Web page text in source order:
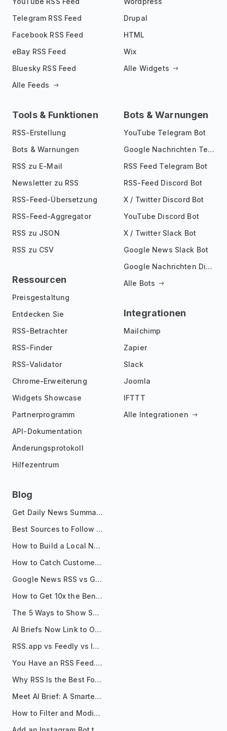
Telegram RSS Feed
Facebook RSS Feed
eBay RSS Feed
Bluesky RSS Feed
Alle Feeds
Drupal
HTML
Wix
Alle Widgets
Tools & Funktionen
RSS-Erstellung
Bots & Warnungen
RSS zu E-Mail
Newsletter zu RSS
RSS-Feed-Übersetzung
RSS-Feed-Aggregator
RSS zu JSON
RSS zu CSV
Ressourcen
Preisgestaltung
Entdecken Sie
RSS-Betrachter
RSS-Finder
RSS-Validator
Chrome-Erweiterung
Widgets Showcase
Partnerprogramm
API-Dokumentation
Änderungsprotokoll
Hilfezentrum
Bots & Warnungen
YouTube Telegram Bot
Google Nachrichten Telegram Bot
RSS Feed Telegram Bot
RSS-Feed Discord Bot
X / Twitter Discord Bot
YouTube Discord Bot
X / Twitter Slack Bot
Google News Slack Bot
Google Nachrichten Discord Bot
Alle Bots
Integrationen
Mailchimp
Zapier
Slack
Joomla
IFTTT
Alle Integrationen
Blog
Get Daily News Summaries About Any Topic in Telegram, Discord, Slack, and Email
Best Sources to Follow for Crypto News in Your Reader (2026)
How to Build a Local News Hub That Updates Itself
How to Catch Customer Problems Before They Become Support Tickets
Google News RSS vs Google Alerts: Which Is Better for News Monitoring?
How to Get 10x the Benefits of Google Alerts
The 5 Ways to Show Sources in Your AI Brief, And When to Use Each
AI Briefs Now Link to Original Sources. Here's Why It Matters
RSS.app vs Feedly vs Inoreader: Which One Is Actually Right for You?
You Have an RSS Feed. Now What?
Why RSS Is the Best Format for AI Agents in 2026
Meet AI Brief: A Smarter Way to Stay on Top of Information
How to Filter and Modify RSS Feeds